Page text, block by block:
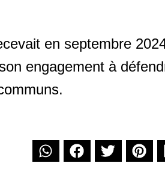
en septembre
engagement à